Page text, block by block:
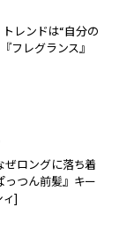
レンドは“自分の
フレグランス』
ぜロングに落ち着
っつん前髪』キー
ィ]